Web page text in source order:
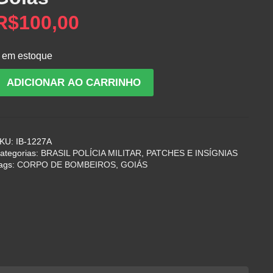
100,00
em estoque
ADICIONAR AO CARRINHO
IB-1227A
BRASIL POLÍCIA MILITAR, PATCHES E INSÍGNIAS
CORPO DE BOMBEIROS,GOIÁS